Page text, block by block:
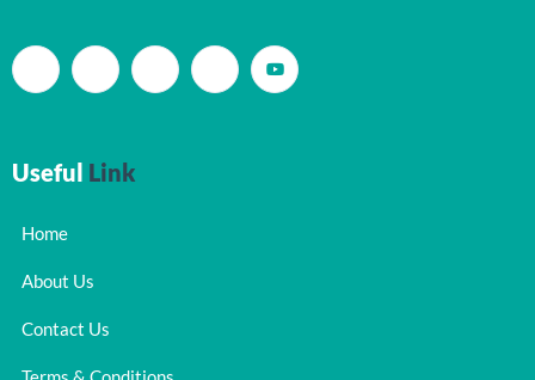
Useful Link
Home
About Us
Contact Us